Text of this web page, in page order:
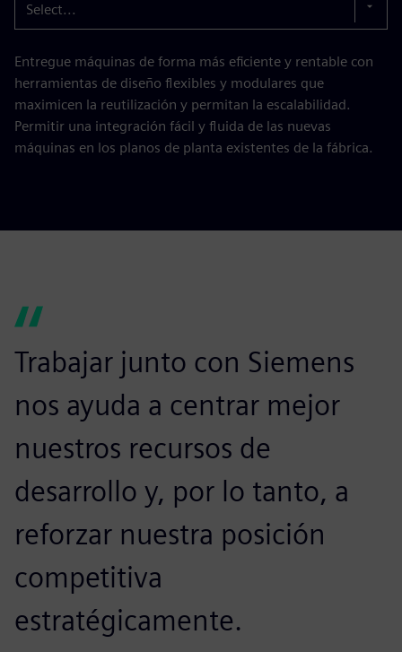
Select...
Entregue máquinas de forma más eficiente y rentable con
herramientas de diseño flexibles y modulares que
maximicen la reutilización y permitan la escalabilidad.
Permitir una integración fácil y fluida de las nuevas
máquinas en los planos de planta existentes de la fábrica.
Trabajar junto con Siemens
nos ayuda a centrar mejor
nuestros recursos de
desarrollo y, por lo tanto, a
reforzar nuestra posición
competitiva
estratégicamente.